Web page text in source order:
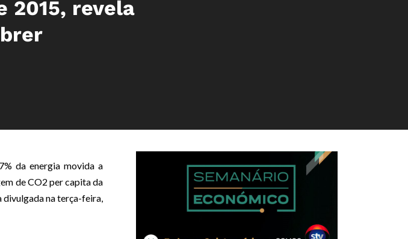
2015, revela
da energia movida a
de CO2 per capita da
divulgada na terça-feira,